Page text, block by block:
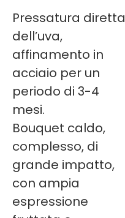
Pressatura diretta
dell’uva,
affinamento in
acciaio per un
periodo di 3-4
mesi.
Bouquet caldo,
complesso, di
grande impatto,
con ampia
espressione